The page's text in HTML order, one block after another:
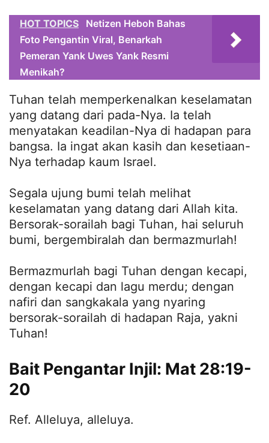
HOT TOPICS
Netizen Heboh Bahas
Foto Pengantin Viral, Benarkah
Pemeran Yank Uwes Yank Resmi
Menikah?
Tuhan telah memperkenalkan keselamatan
yang datang dari pada-Nya. Ia telah
menyatakan keadilan-Nya di hadapan para
bangsa. Ia ingat akan kasih dan kesetiaan-
Nya terhadap kaum Israel.
Segala ujung bumi telah melihat
keselamatan yang datang dari Allah kita.
Bersorak-sorailah bagi Tuhan, hai seluruh
bumi, bergembiralah dan bermazmurlah!
Bermazmurlah bagi Tuhan dengan kecapi,
dengan kecapi dan lagu merdu; dengan
nafiri dan sangkakala yang nyaring
bersorak-sorailah di hadapan Raja, yakni
Tuhan!
Bait Pengantar Injil: Mat 28:19-
20
Ref. Alleluya, alleluya.